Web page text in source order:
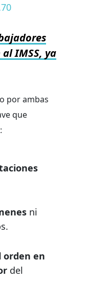
IMSS, ya
por ambas
que
ni
en
del